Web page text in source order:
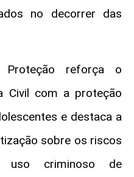
no decorrer das
Proteção reforça o
Civil com a proteção
e destaca a
sobre os riscos
uso criminoso de